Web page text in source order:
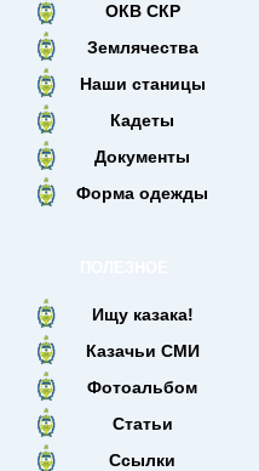
ОКВ СКР
Землячества
Наши станицы
Кадеты
Документы
Форма одежды
Ищу казака!
Казачьи СМИ
Фотоальбом
Статьи
Ссылки